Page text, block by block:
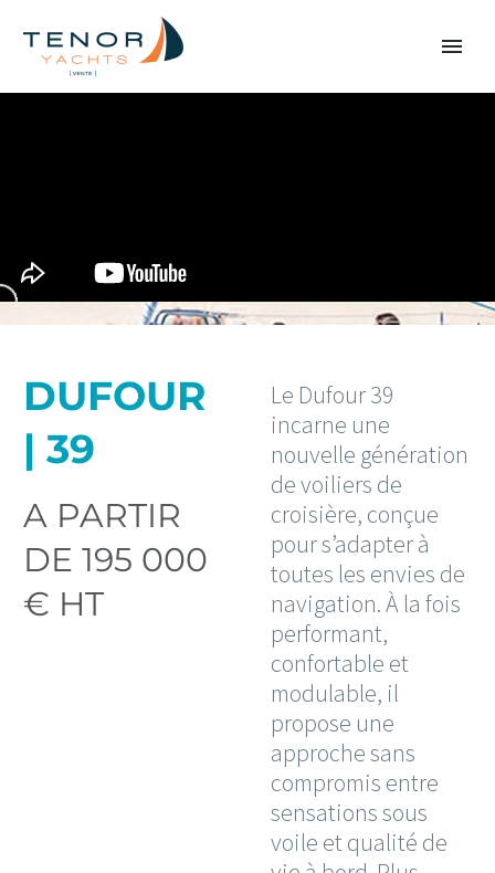
DUFOUR
| 39
A PARTIR
DE 195 000
€ HT
Le Dufour 39
incarne une
nouvelle génération
de voiliers de
croisière, conçue
pour s’adapter à
toutes les envies de
navigation. À la fois
performant,
confortable et
modulable, il
propose une
approche sans
compromis entre
sensations sous
voile et qualité de